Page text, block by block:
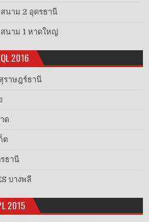
นาม 2 อุดรธานี
นาม 1 หาดใหญ่
2016
ราษฎร์ธานี
ด
ต
ธานี
บางพลี
2015